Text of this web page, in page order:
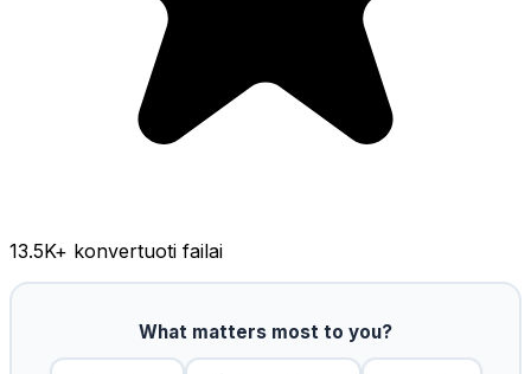
13.5K+ konvertuoti failai
What matters most to you?